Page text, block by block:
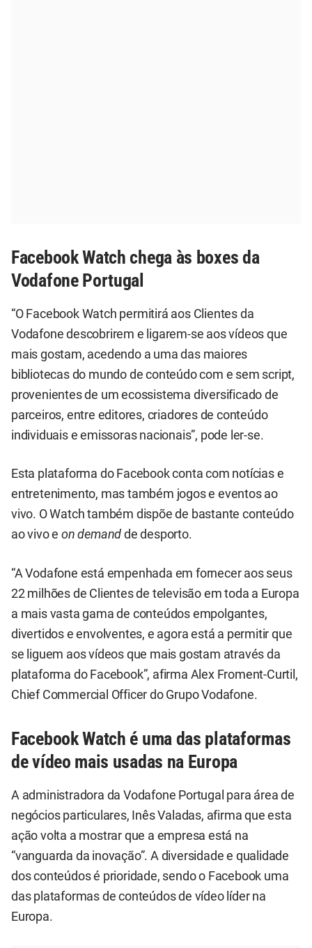
Facebook Watch chega às boxes da
Vodafone Portugal
“O Facebook Watch permitirá aos Clientes da
Vodafone descobrirem e ligarem-se aos vídeos que
mais gostam, acedendo a uma das maiores
bibliotecas do mundo de conteúdo com e sem script,
provenientes de um ecossistema diversificado de
parceiros, entre editores, criadores de conteúdo
individuais e emissoras nacionais”, pode ler-se.
Esta plataforma do Facebook conta com notícias e
entretenimento, mas também jogos e eventos ao
vivo. O Watch também dispõe de bastante conteúdo
ao vivo e on demand de desporto.
“A Vodafone está empenhada em fornecer aos seus
22 milhões de Clientes de televisão em toda a Europa
a mais vasta gama de conteúdos empolgantes,
divertidos e envolventes, e agora está a permitir que
se liguem aos vídeos que mais gostam através da
plataforma do Facebook”, afirma Alex Froment-Curtil,
Chief Commercial Officer do Grupo Vodafone.
Facebook Watch é uma das plataformas
de vídeo mais usadas na Europa
A administradora da Vodafone Portugal para área de
negócios particulares, Inês Valadas, afirma que esta
ação volta a mostrar que a empresa está na
“vanguarda da inovação”. A diversidade e qualidade
dos conteúdos é prioridade, sendo o Facebook uma
das plataformas de conteúdos de vídeo líder na
Europa.